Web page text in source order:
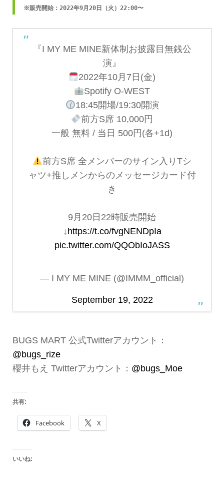
※販売開始：2022年9月20日（火）22:00〜
『I MY ME MINE新体制お披露目無銭公
演』
2022年10月7日(金)
Spotify O-WEST
18:45開場/19:30開演
前方S席 10,000円
一般 無料 / 当日 500円(各+1d)
前方S席 全メンバーのサイン入りTシ
ャツ+推しメンからのメッセージカード付
き
9月20日22時販売開始
↓ https://t.co/fvgNENDpIa
pic.twitter.com/QQObIoJASS
— I MY ME MINE (@IMMM_official)
September 19, 2022
BUGS MART 公式Twitterアカウント：
@bugs_rize
櫻井もえ Twitterアカウント： @bugs_Moe
共有:
Facebook X
いいね: